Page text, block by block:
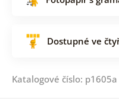
Dostupné ve
Katalogové číslo: